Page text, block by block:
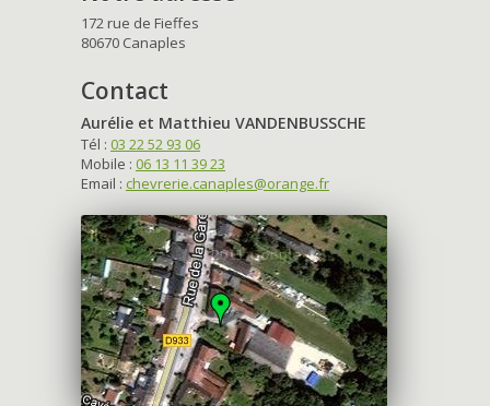
172 rue de Fieffes
80670 Canaples
Contact
Aurélie et Matthieu VANDENBUSSCHE
Tél : 03 22 52 93 06
Mobile : 06 13 11 39 23
Email : chevrerie.canaples@orange.fr